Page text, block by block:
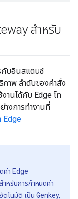
สำหรับ
กับอินสแตนซ์
ภาพ ลำดับของคำสั่ง
านได้กับ Edge โท
างการทำงานที่
Edge
ค่า Edge
ำหรับการกำหนดค่า
ตโนมัติ เป็น Genkey,